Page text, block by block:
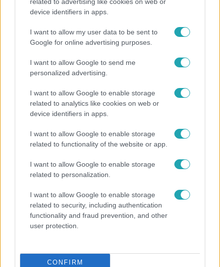
device identifiers in apps.
I want to allow my user data to be sent to
Google for online advertising purposes.
I want to allow Google to send me
personalized advertising.
I want to allow Google to enable storage
related to analytics like cookies on web or
device identifiers in apps.
I want to allow Google to enable storage
related to functionality of the website or app.
I want to allow Google to enable storage
related to personalization.
I want to allow Google to enable storage
related to security, including authentication
functionality and fraud prevention, and other
user protection.
CONFIRM
A KONYHAFŐNÖK VIP # RTL #ELŐZETESEK
KÓSTOLÁS HALÁLOS SZÁLKA
# FILIPÁNICS BÁLINT
Népszerű